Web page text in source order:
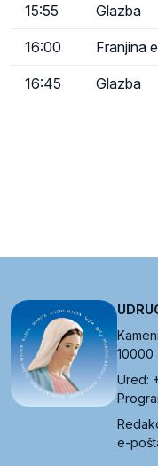
15:55 Glazba
16:00 Franjina
16:45 Glazba
10000
Ured:
e-